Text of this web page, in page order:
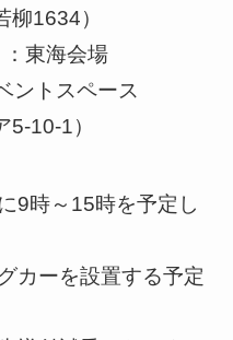
柳1634）
東海会場
ントスペース
5-10-1）
9時～15時を予定し
カーを設置する予定